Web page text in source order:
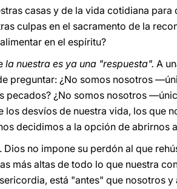
casas y de la vida cotidiana
culpas en el sacramento de la
en el espíritu?
la nuestra es ya una "respuesta". A
preguntar: ¿No somos nosotros
pecados? ¿No somos nosotros
desvíos de nuestra vida, los que
decidimos a la opción de abrirnos
no impone su perdón al que
más altas de todo lo que nuestra
está "antes" que nosotros